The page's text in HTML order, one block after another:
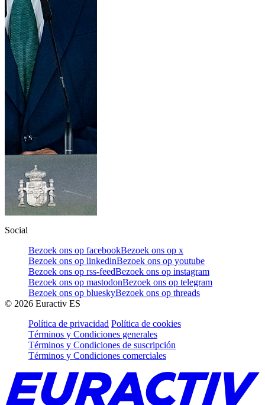
Social
Bezoek ons op facebookBezoek ons op x
Bezoek ons op linkedinBezoek ons op youtube
Bezoek ons op rss-feedBezoek ons op instagram
Bezoek ons op mastodonBezoek ons op telegram
Bezoek ons op blueskyBezoek ons op threads
© 2026 Euractiv ES
Política de privacidad Política de cookies
Términos y Condiciones generales
Términos y Condiciones de suscripción
Términos y Condiciones comerciales